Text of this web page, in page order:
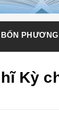
BỐN PHƯƠNG
Kỳ